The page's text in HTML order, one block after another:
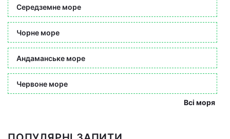
Середземне море
Чорне море
Андаманське море
Червоне море
Всі моря